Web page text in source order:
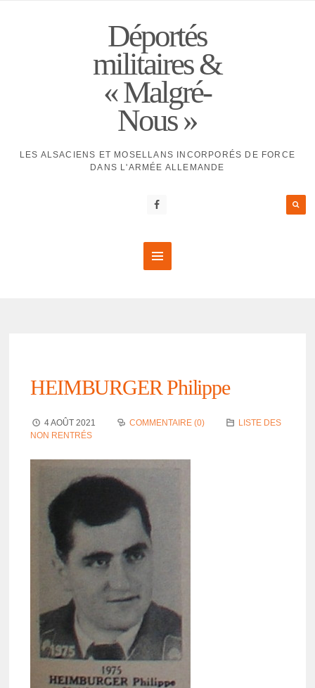
Déportés
militaires &
« Malgré-
Nous »
LES ALSACIENS ET MOSELLANS INCORPORÉS DE FORCE
DANS L'ARMÉE ALLEMANDE
HEIMBURGER Philippe
4 AOÛT 2021 COMMENTAIRE (0)
LISTE DES
NON RENTRÉS